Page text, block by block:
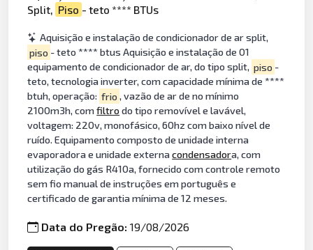
Split, Piso - teto **** BTUs
Aquisição e instalação de condicionador de ar split,
piso - teto **** btus Aquisição e instalação de 01
equipamento de condicionador de ar, do tipo split, piso -
teto, tecnologia inverter, com capacidade mínima de ****
btuh, operação: frio , vazão de ar de no mínimo
2100m3h, comfiltrodo tipo removível e lavável,
voltagem: 220v, monofásico, 60hz com baixo nível de
ruído. Equipamento composto de unidade interna
evaporadora e unidade externacondensadora, com
utilização do gás R410a, fornecido com controle remoto
sem fio manual de instruções em português e
certificado de garantia mínima de 12 meses.
Data do Pregão:19/08/2026